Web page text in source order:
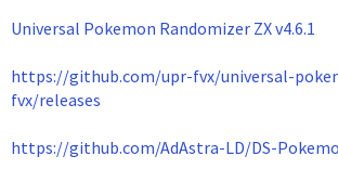
Universal Pokemon Randomizer ZX v4.6.1
https://github.com/upr-fvx/universal-
fvx/releases
https://github.com/AdAstra-LD/DS-